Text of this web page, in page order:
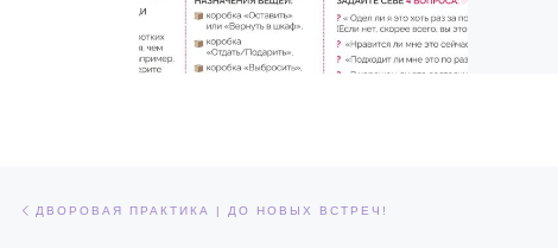
Навигация по записям
ДВОРОВАЯ ПРАКТИКА | ДО НОВЫХ ВСТРЕЧ!